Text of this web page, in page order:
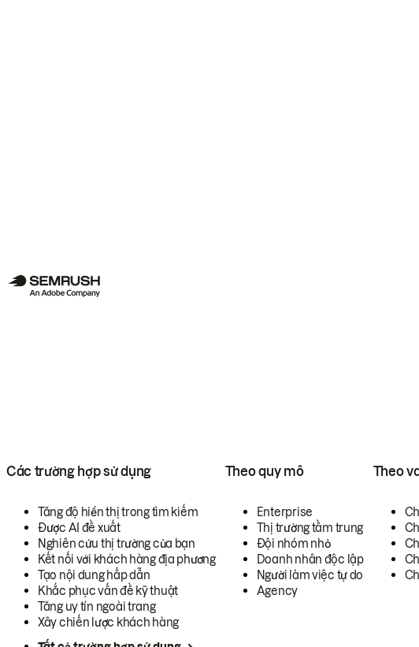
Các trường hợp sử dụng
Tăng độ hiển thị trong tìm kiếm
Được AI đề xuất
Nghiên cứu thị trường của bạn
Kết nối với khách hàng địa phương
Tạo nội dung hấp dẫn
Khắc phục vấn đề kỹ thuật
Tăng uy tín ngoài trang
Xây chiến lược khách hàng
Theo quy mô
Enterprise
Thị trường tầm trung
Đội nhóm nhỏ
Doanh nhân độc lập
Người làm việc tự do
Agency
Theo